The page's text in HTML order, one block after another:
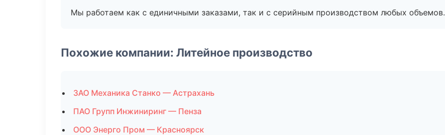
Мы работаем как с единичными заказами, так и с серийным производством любых объемов.
Похожие компании: Литейное производство
ЗАО Механика Станко — Астрахань
ПАО Групп Инжиниринг — Пенза
ООО Энерго Пром — Красноярск